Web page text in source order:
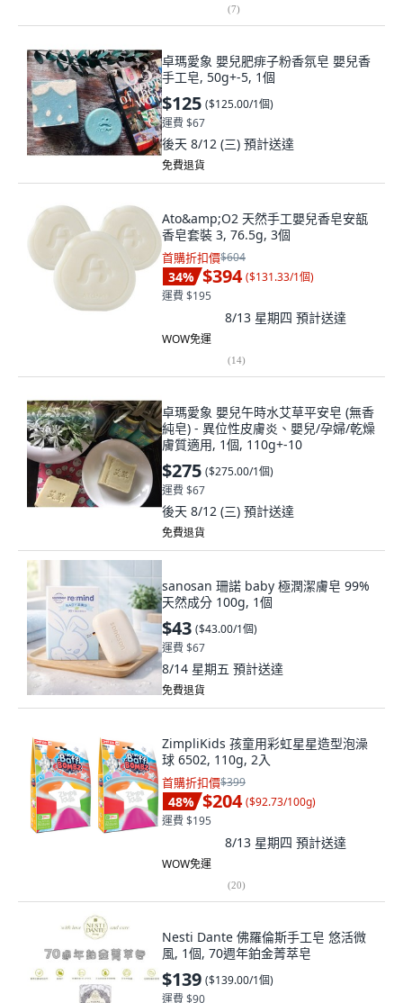
(7)
卓瑪愛象 嬰兒肥痱子粉香氛皂 嬰兒香
手工皂, 50g+-5, 1個
$125 ($125.00/1個)
運費 $67
後天 8/12 (三) 預計送達
免費退貨
Ato&amp;O2 天然手工嬰兒香皂安瓿
香皂套裝 3, 76.5g, 3個
首購折扣價$604
34% $394 ($131.33/1個)
運費 $195
8/13 星期四 預計送達
WOW免運
(14)
卓瑪愛象 嬰兒午時水艾草平安皂 (無香
純皂) - 異位性皮膚炎、嬰兒/孕婦/乾燥
膚質適用, 1個, 110g+-10
$275 ($275.00/1個)
運費 $67
後天 8/12 (三) 預計送達
免費退貨
sanosan 珊諾 baby 極潤潔膚皂 99%
天然成分 100g, 1個
$43 ($43.00/1個)
運費 $67
8/14 星期五 預計送達
免費退貨
ZimpliKids 孩童用彩虹星星造型泡澡
球 6502, 110g, 2入
首購折扣價$399
48% $204 ($92.73/100g)
運費 $195
8/13 星期四 預計送達
WOW免運
(20)
Nesti Dante 佛羅倫斯手工皂 悠活微
風, 1個, 70週年鉑金菁萃皂
$139 ($139.00/1個)
運費 $90